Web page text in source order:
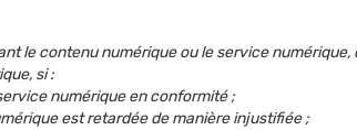
le contenu numérique ou le service
si :
numérique en conformité ;
est retardée de manière injustifiée ;